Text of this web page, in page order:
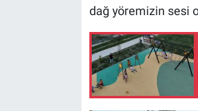
dağ yöremizin sesi